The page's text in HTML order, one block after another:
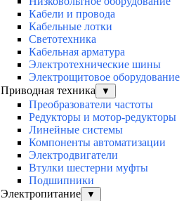
Кабели и провода
Кабельные лотки
Светотехника
Кабельная арматура
Электротехнические шины
Электрощитовое оборудование
Приводная техника
▼
Преобразователи частоты
Редукторы и мотор-редукторы
Линейные системы
Компоненты автоматизации
Электродвигатели
Втулки шестерни муфты
Подшипники
Электропитание
▼